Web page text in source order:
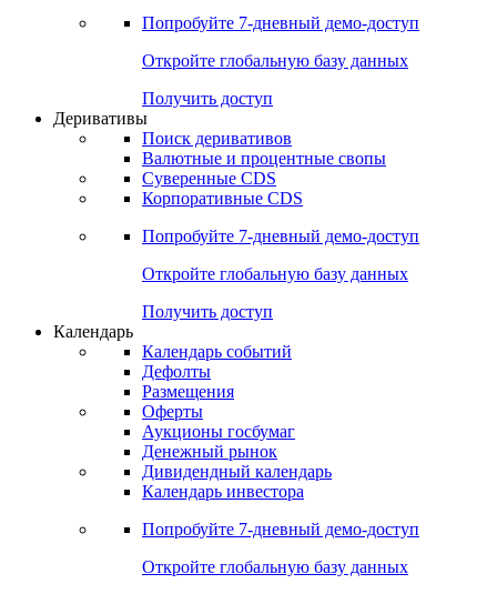
Попробуйте 7-дневный демо-доступ
Откройте глобальную базу данных
Получить доступ
Деривативы
Поиск деривативов
Валютные и процентные свопы
Суверенные CDS
Корпоративные CDS
Попробуйте 7-дневный демо-доступ
Откройте глобальную базу данных
Получить доступ
Календарь
Календарь событий
Дефолты
Размещения
Оферты
Аукционы госбумаг
Денежный рынок
Дивидендный календарь
Календарь инвестора
Попробуйте 7-дневный демо-доступ
Откройте глобальную базу данных